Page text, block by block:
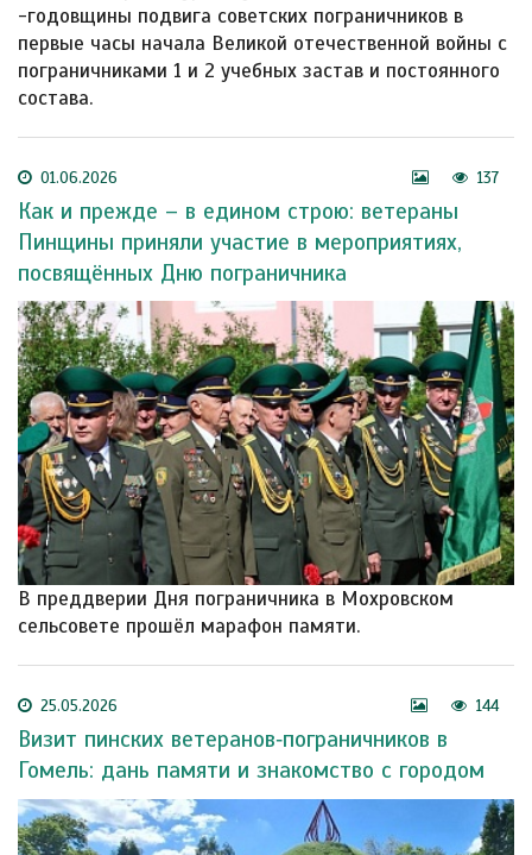
-годовщины подвига советских пограничников в
первые часы начала Великой отечественной войны с
пограничниками 1 и 2 учебных застав и постоянного
состава.
01.06.2026 137
Как и прежде – в едином строю: ветераны
Пинщины приняли участие в мероприятиях,
посвящённых Дню пограничника
В преддверии Дня пограничника в Мохровском
сельсовете прошёл марафон памяти.
25.05.2026 144
Визит пинских ветеранов‑пограничников в
Гомель: дань памяти и знакомство с городом